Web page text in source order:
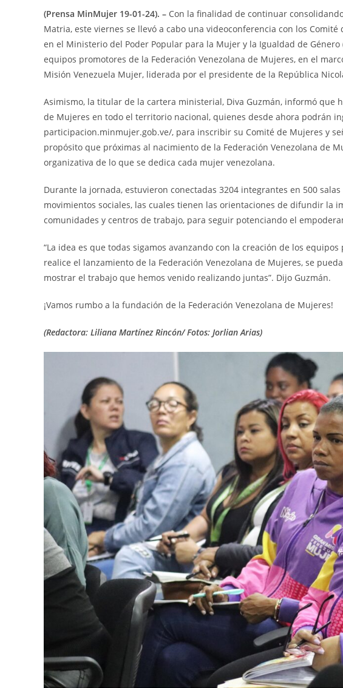
(Prensa MinMujer 19-01-24). – Con la finalidad de continuar
Matria, este viernes se llevó a cabo una videoconferencia con los
en el Ministerio del Poder Popular para la Mujer y la Igualdad de
equipos promotores de la Federación Venezolana de Mujeres, en el
Misión Venezuela Mujer, liderada por el presidente de la República
Asimismo, la titular de la cartera ministerial, Diva Guzmán, informó que
de Mujeres en todo el territorio nacional, quienes desde ahora podrán
participacion.minmujer.gob.ve/, para inscribir su Comité de Mujeres y
propósito que próximas al nacimiento de la Federación Venezolana de
organizativa de lo que se dedica cada mujer venezolana.
Durante la jornada, estuvieron conectadas 3204 integrantes en 500
movimientos sociales, las cuales tienen las orientaciones de difundir la
comunidades y centros de trabajo, para seguir potenciando el
“La idea es que todas sigamos avanzando con la creación de los
realice el lanzamiento de la Federación Venezolana de Mujeres, se
mostrar el trabajo que hemos venido realizando juntas”. Dijo Guzmán.
¡Vamos rumbo a la fundación de la Federación Venezolana de Mujeres!
(Redactora: Liliana Martínez Rincón/ Fotos: Jorlian Arias)